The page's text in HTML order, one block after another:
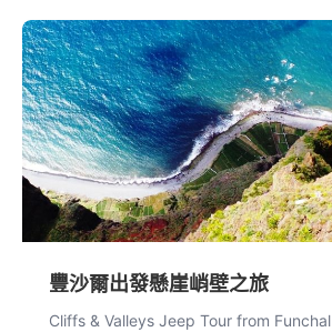
豐沙爾出發懸崖峭壁之旅
Cliffs & Valleys Jeep Tour from Funchal